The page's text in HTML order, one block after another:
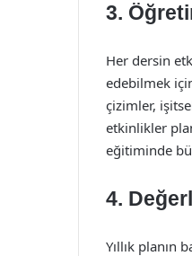
3.
Her dersin
edebilmek
çizimler,
etkinlikler
eğitiminde
4.
Yıllık planın